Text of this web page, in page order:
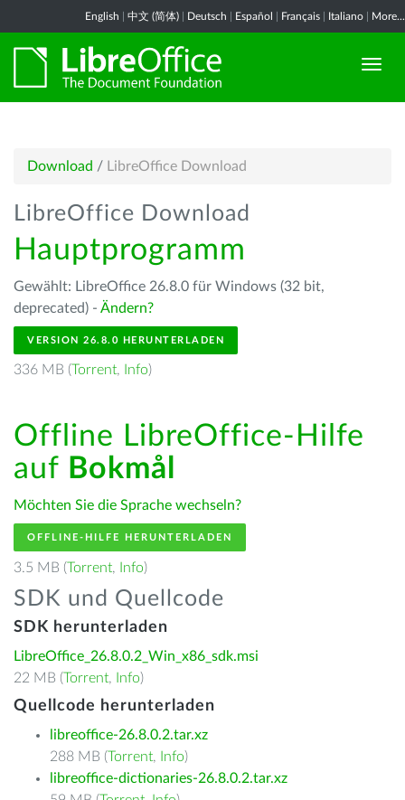
English 中文 (简体) Deutsch Español Français Italiano More...
Download / LibreOffice Download
LibreOffice Download
Hauptprogramm
Gewählt: LibreOffice 26.8.0 für Windows (32 bit,
deprecated) - Ändern?
VERSION 26.8.0 HERUNTERLADEN
336 MB (Torrent, Info)
Offline LibreOffice-Hilfe
auf Bokmål
Möchten Sie die Sprache wechseln?
OFFLINE-HILFE HERUNTERLADEN
3.5 MB (Torrent, Info)
SDK und Quellcode
SDK herunterladen
LibreOffice_26.8.0.2_Win_x86_sdk.msi
22 MB (Torrent, Info)
Quellcode herunterladen
libreoffice-26.8.0.2.tar.xz
288 MB (Torrent, Info)
libreoffice-dictionaries-26.8.0.2.tar.xz